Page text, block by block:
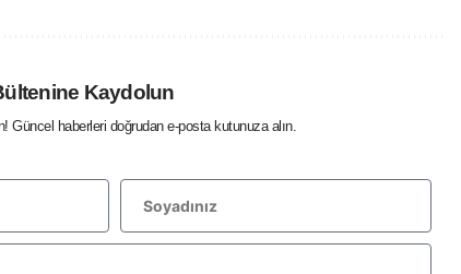
Kaydolun
Güncel haberleri doğrudan e-posta kutunuza alın.